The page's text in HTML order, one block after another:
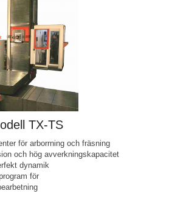
TX-TS
för arborrning och fräsning
och hög avverkningskapacitet
dynamik
för